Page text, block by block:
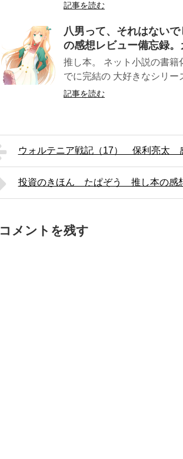
記事を読む
八男って、それはない
の感想レビュー備忘録
推し本。 ネット小説の書
でに完結の 大好きなシリ
記事を読む
ウォルテニア戦記（17） 保利亮太
投資のきほん たぱぞう 推し本の感
コメントを残す